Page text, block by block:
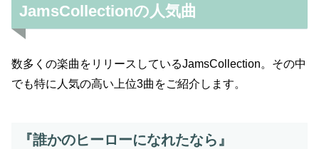
JamsCollectionの人気曲
数多くの楽曲をリリースしているJamsCollection。その中
でも特に人気の高い上位3曲をご紹介します。
『誰かのヒーローになれたなら』